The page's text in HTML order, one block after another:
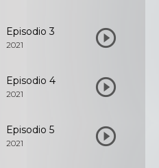
Episodio 3
2021
Episodio 4
2021
Episodio 5
2021